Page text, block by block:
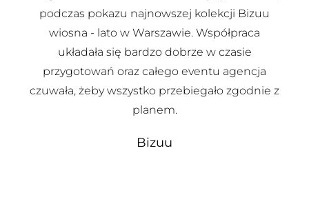
podczas pokazu najnowszej kolekcji Bizuu
wiosna - lato w Warszawie. Współpraca
układała się bardzo dobrze w czasie
przygotowań oraz całego eventu agencja
czuwała, żeby wszystko przebiegało zgodnie z
planem.
Bizuu